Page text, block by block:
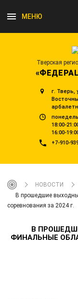
Тверская
г. Тверь,
18:00-
16:00-
+7-910-
МЕНЮ
НОВОСТИ
В прошедшие
соревнования за 2024 г.
В
ФИНАЛЬНЫЕ